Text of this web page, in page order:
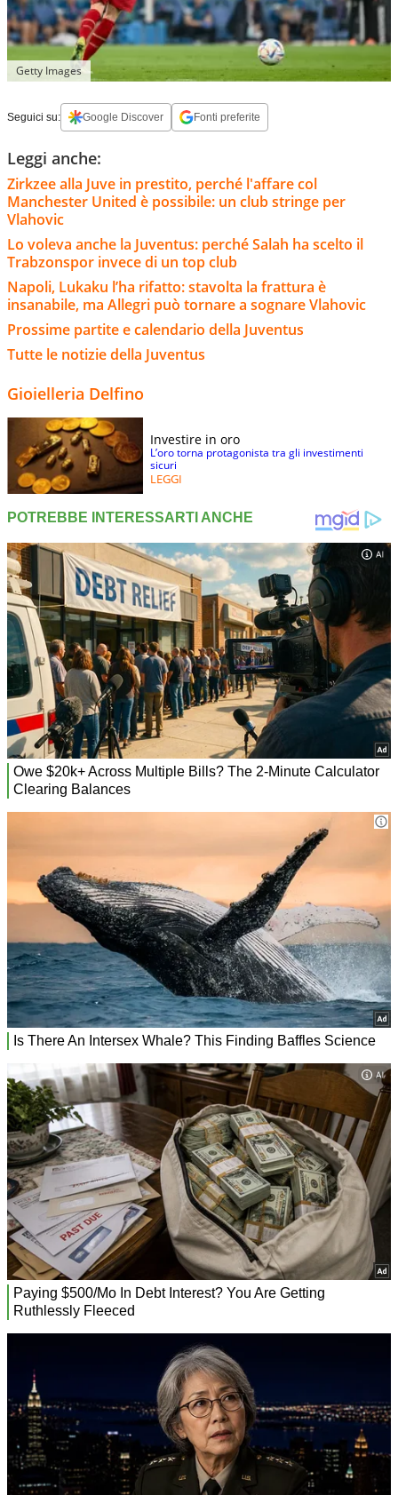
Getty Images
Seguici su: Google Discover Fonti preferite
Leggi anche:
Zirkzee alla Juve in prestito, perché l'affare col
Manchester United è possibile: un club stringe per
Vlahovic
Lo voleva anche la Juventus: perché Salah ha scelto il
Trabzonspor invece di un top club
Napoli, Lukaku l’ha rifatto: stavolta la frattura è
insanabile, ma Allegri può tornare a sognare Vlahovic
Prossime partite e calendario della Juventus
Tutte le notizie della Juventus
Gioielleria Delfino
Investire in oro
L’oro torna protagonista tra gli investimenti
sicuri
LEGGI